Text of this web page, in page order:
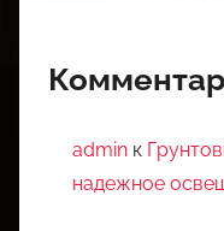
admin к
надежное